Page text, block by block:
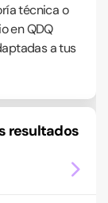
técnica o
en QDQ
a tus
resultados